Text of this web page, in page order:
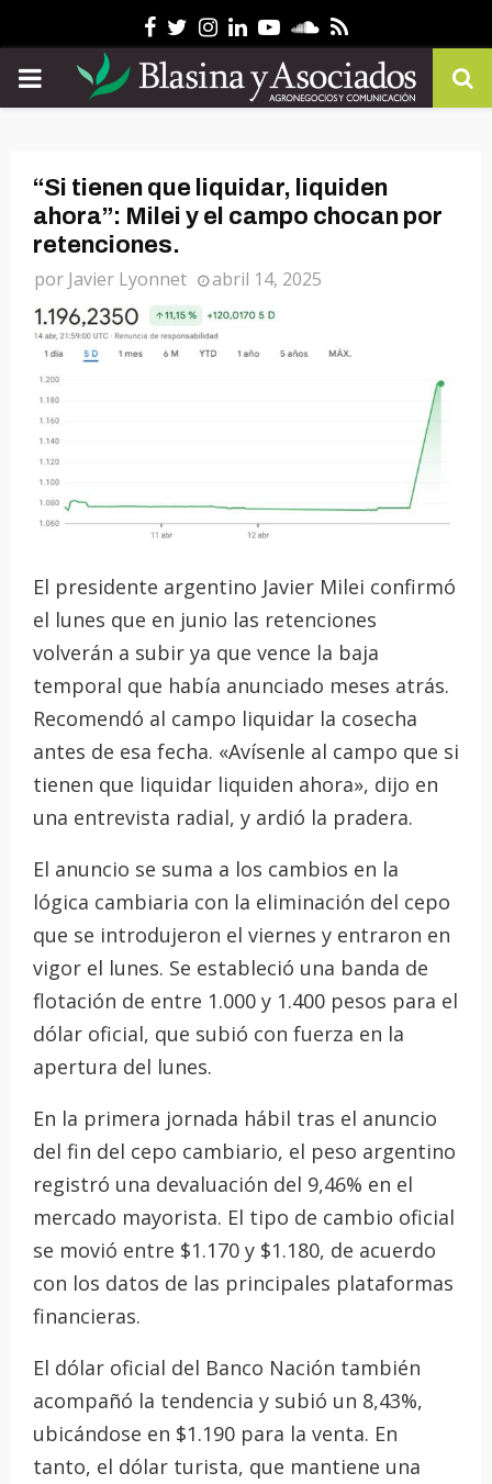
Facebook
Twitter
Instagram
Linkedin
YoutubeSoundcloud
Rss
PRIMARY
“Si tienen que liquidar, liquiden
ahora”: Milei y el campo chocan por
retenciones.
por Javier Lyonnet abril 14, 2025
El presidente argentino Javier Milei confirmó
el lunes que en junio las retenciones
volverán a subir ya que vence la baja
temporal que había anunciado meses atrás.
Recomendó al campo liquidar la cosecha
antes de esa fecha. «Avísenle al campo que si
tienen que liquidar liquiden ahora», dijo en
una entrevista radial, y ardió la pradera.
El anuncio se suma a los cambios en la
lógica cambiaria con la eliminación del cepo
que se introdujeron el viernes y entraron en
vigor el lunes. Se estableció una banda de
flotación de entre 1.000 y 1.400 pesos para el
dólar oficial, que subió con fuerza en la
apertura del lunes.
En la primera jornada hábil tras el anuncio
del fin del cepo cambiario, el peso argentino
registró una devaluación del 9,46% en el
mercado mayorista. El tipo de cambio oficial
se movió entre $1.170 y $1.180, de acuerdo
con los datos de las principales plataformas
financieras.
El dólar oficial del Banco Nación también
acompañó la tendencia y subió un 8,43%,
ubicándose en $1.190 para la venta. En
tanto, el dólar turista, que mantiene una